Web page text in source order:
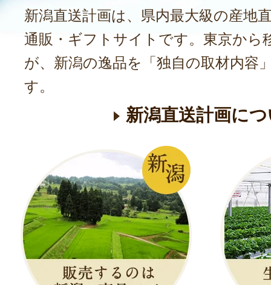
新潟直送計画は、県内最大級の産地
通販・ギフトサイトです。東京から
が、新潟の逸品を「独自の取材内容
す。
新潟直送計画に